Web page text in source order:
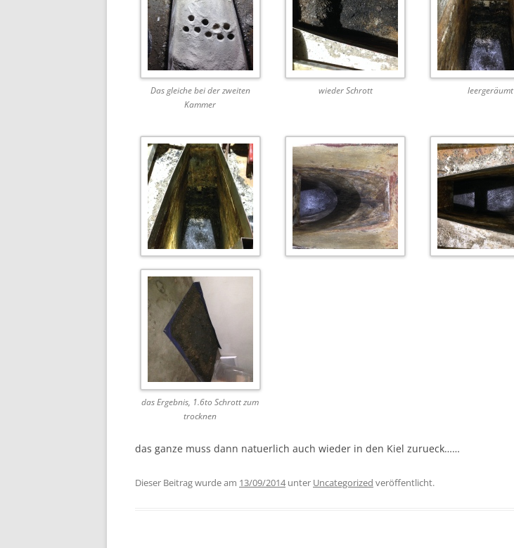
Das gleiche bei der zweiten
Kammer
wieder Schrott leergeräumt
das Ergebnis, 1.6to Schrott zum
trocknen
das ganze muss dann natuerlich auch wieder in den Kiel zurueck……
Dieser Beitrag wurde am 13/09/2014unter Uncategorized veröffentlicht.